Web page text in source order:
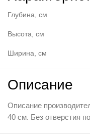
Глубина, см
Высота, см
Ширина, см
Описание
Описание
40 см. Без отверстия